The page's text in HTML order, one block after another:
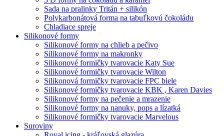
Sada na pralinky Tritán + silikón
Polykarbonátová forma na tabuľkovú čokoládu
Chladiace spreje
Silikonové formy
Silikonové formy na chlieb a pečivo
Silikonové formy na makronky
Silikonové formičky tvarovacie Katy Sue
Silikonové formičky tvarovacie Wilton
Silikonová formičky tvarovacie FPC biele
Silikonové formičky tvarovacie KBK , Karen Davies
Silikonové formy na pečenie a mrazenie
Silikonové formy na nanuky, pops a lízatká
Silikonové formičky tvarovacie Marvelous
Suroviny